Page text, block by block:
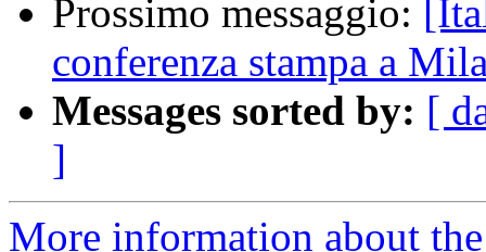
Prossimo messaggio:
conferenza stampa a
Messages sorted by: [
]
More information about